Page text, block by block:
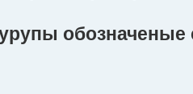
обозначеные